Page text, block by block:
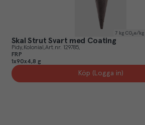
7 kg CO₂e/kg
Skal Strut Svart med Coating
Pidy Kolonial Art.nr. 129785
FRP
1x90x4,8 g
Köp (Logga in)